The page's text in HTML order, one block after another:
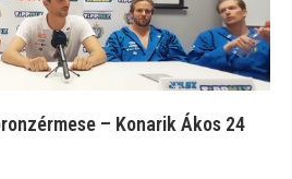
– Konarik Ákos 24